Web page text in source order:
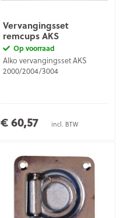
Vervangingsset
remcups AKS
Op voorraad
Alko vervangingsset AKS
2000/2004/3004
€ 60,57 incl. BTW